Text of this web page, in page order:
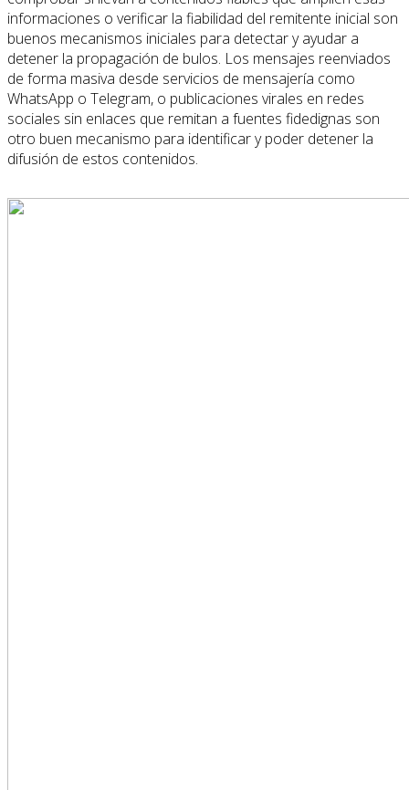
informaciones o verificar la fiabilidad del remitente inicial son
buenos mecanismos iniciales para detectar y ayudar a
detener la propagación de bulos. Los mensajes reenviados
de forma masiva desde servicios de mensajería como
WhatsApp o Telegram, o publicaciones virales en redes
sociales sin enlaces que remitan a fuentes fidedignas son
otro buen mecanismo para identificar y poder detener la
difusión de estos contenidos.